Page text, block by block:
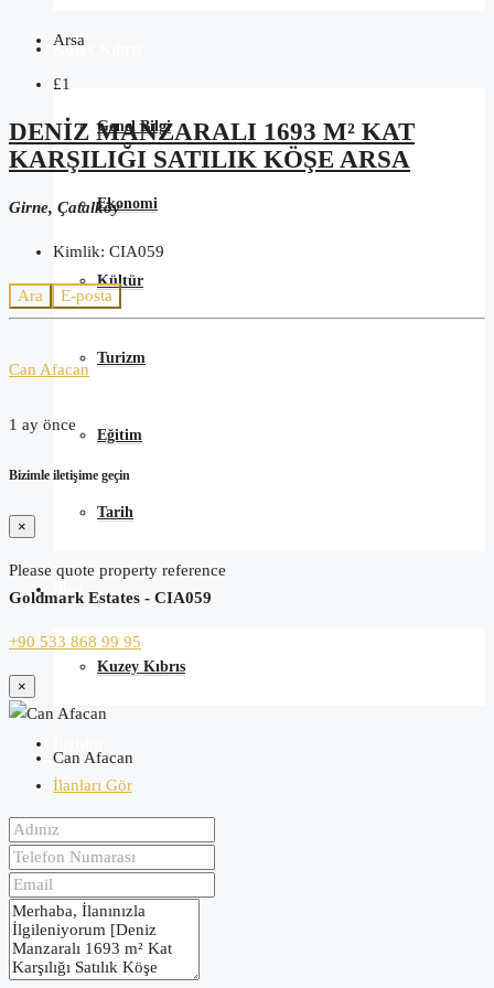
Kuzey Kıbrıs
Genel Bilgi
Ekonomi
Kültür
Turizm
Eğitim
Tarih
Blog
Kuzey Kıbrıs
Arsa
£1
DENIZ MANZARALI 1693 M² KAT
KARŞILIĞI SATILIK KÖŞE ARSA
Girne, Çatalköy
Kimlik: CIA059
Ara E-posta
Can Afacan
1 ay önce
Bizimle iletişime geçin
×
Please quote property reference
Goldmark Estates - CIA059
+90 533 868 99 95
×
Can Afacan
İlanları Gör